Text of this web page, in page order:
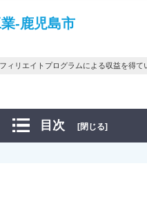
-鹿児島市
ィリエイトプログラムによる収益を得て
目次 [閉じる]